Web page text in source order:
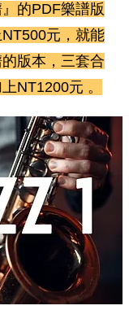
的PDF樂譜版
元，就能
版本，三套合
NT1200元 。